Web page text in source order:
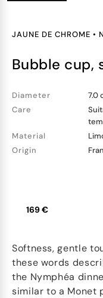
JAUNE DE CHROME •
bubble cup,
Diameter
7.0
Care
Material
Origin
169 €
Softness, gentle
these words
the Nymphéa
similar to a Monet